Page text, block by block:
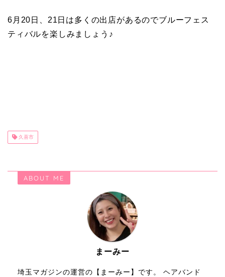
6月20日、21日は多くの出店があるのでブルーフェス
ティバルを楽しみましょう♪
久喜市
ABOUT ME
まーみー
埼玉マガジンの運営の【まーみー】です。 ヘアバンド